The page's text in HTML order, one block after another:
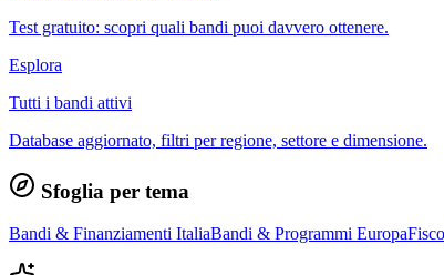
Test gratuito: scopri quali bandi puoi davvero ottenere.
Esplora
Tutti i bandi attivi
Database aggiornato, filtri per regione, settore e dimensione.
Sfoglia per tema
Bandi & Finanziamenti ItaliaBandi & Programmi Europa